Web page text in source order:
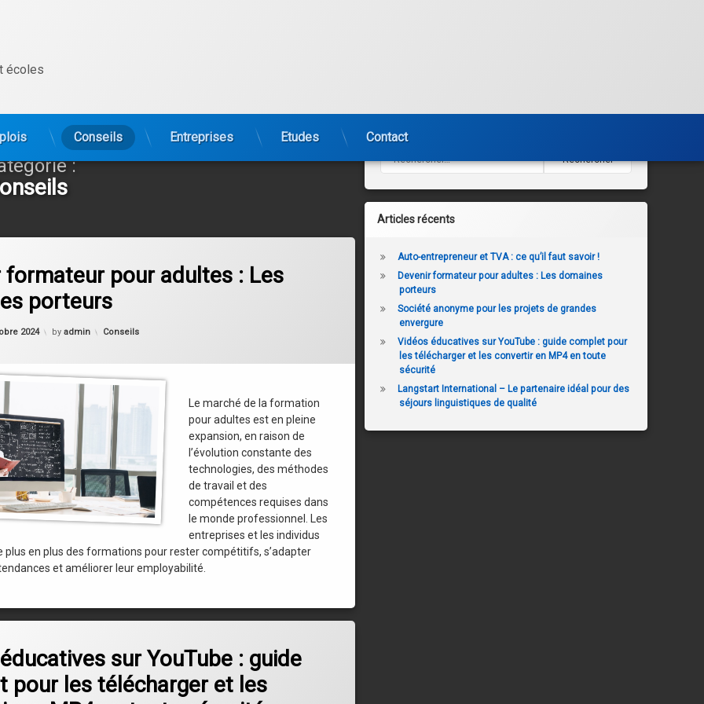
écoles
Conseils Entreprises Etudes Contact
:
formateur pour adultes : Les
porteurs
2024
Updated on 18 octobre 2024
by admin Categories:
Conseils
Le marché de la formation
pour adultes est en pleine
expansion, en raison de
l’évolution constante des
technologies, des méthodes
de travail et des
compétences requises dans
le monde professionnel. Les
entreprises et les individus
plus en plus des formations pour rester compétitifs, s’adapter
et améliorer leur employabilité.
sur YouTube : guide
pour les télécharger et les
Articles récents
Auto-entrepreneur et TVA : ce qu’il faut savoir !
Devenir formateur pour adultes : Les domaines
porteurs
Société anonyme pour les projets de grandes
envergure
Vidéos éducatives sur YouTube : guide complet pour
les télécharger et les convertir en MP4 en toute
sécurité
Langstart International – Le partenaire idéal pour des
séjours linguistiques de qualité